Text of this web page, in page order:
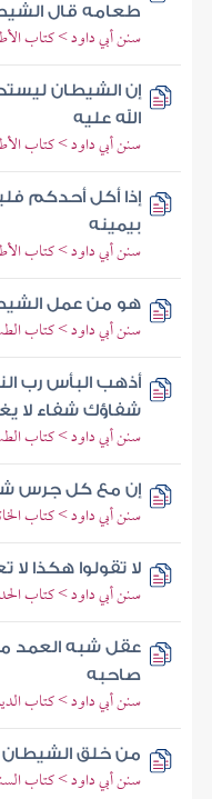
طعامه قال
سنن أبي داود > كتاب
إن الشيطان
الله عليه
سنن أبي داود > كتاب
إذا أكل أحدكم
بيمينه
سنن أبي داود > كتاب
هو من عمل
سنن أبي داود > كتاب
أذهب البأس رب
شفاؤك شفاء لا
سنن أبي داود > كتاب
إن مع كل جرس
سنن أبي داود > كتاب
لا تقولوا هكذا لا
سنن أبي داود > كتاب
عقل شبه العمد
صاحبه
سنن أبي داود > كتاب
من خلق الشيطان
سنن أبي داود > كتاب